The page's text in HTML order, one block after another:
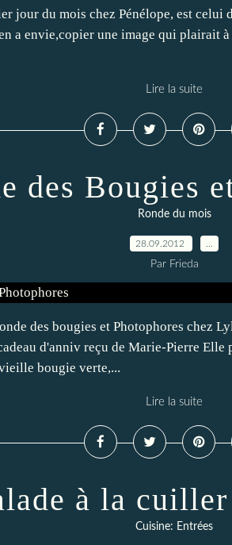
jour du mois chez Pénélope, est
a envie,copier une image qui plairait
Lire la suite
des Bougies
Ronde du mois
28.09.2012
Par Frieda
des bougies et Photophores chez
d'anniv reçu de Marie-Pierre Elle
bougie verte,...
Lire la suite
à la
Cuisine: Entrées